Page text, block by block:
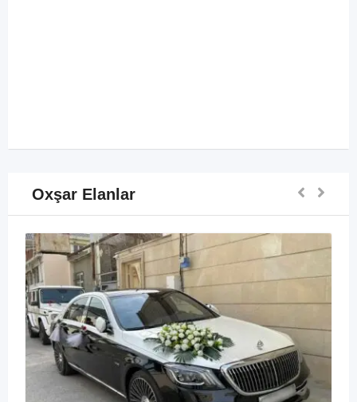
Oxşar Elanlar